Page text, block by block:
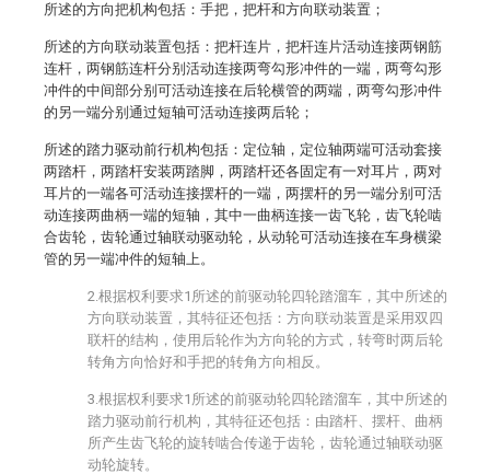
所述的方向把机构包括：手把，把杆和方向联动装置；
所述的方向联动装置包括：把杆连片，把杆连片活动连接两钢筋
连杆，两钢筋连杆分别活动连接两弯勾形冲件的一端，两弯勾形
冲件的中间部分别可活动连接在后轮横管的两端，两弯勾形冲件
的另一端分别通过短轴可活动连接两后轮；
所述的踏力驱动前行机构包括：定位轴，定位轴两端可活动套接
两踏杆，两踏杆安装两踏脚，两踏杆还各固定有一对耳片，两对
耳片的一端各可活动连接摆杆的一端，两摆杆的另一端分别可活
动连接两曲柄一端的短轴，其中一曲柄连接一齿飞轮，齿飞轮啮
合齿轮，齿轮通过轴联动驱动轮，从动轮可活动连接在车身横梁
管的另一端冲件的短轴上。
2.根据权利要求1所述的前驱动轮四轮踏溜车，其中所述的
方向联动装置，其特征还包括：方向联动装置是采用双四
联杆的结构，使用后轮作为方向轮的方式，转弯时两后轮
转角方向恰好和手把的转角方向相反。
3.根据权利要求1所述的前驱动轮四轮踏溜车，其中所述的
踏力驱动前行机构，其特征还包括：由踏杆、摆杆、曲柄
所产生齿飞轮的旋转啮合传递于齿轮，齿轮通过轴联动驱
动轮旋转。